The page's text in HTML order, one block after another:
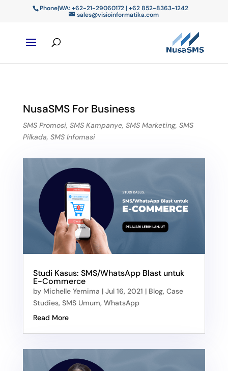
Phone|WA: +62-21-29060172 | +62 852-8363-1242
sales@visioinformatika.com
NusaSMS For Business
SMS Promosi, SMS Kampanye, SMS Marketing, SMS
Pilkada, SMS Infomasi
Studi Kasus: SMS/WhatsApp Blast untuk
E-Commerce
by Michelle Yemima | Jul 16, 2021 | Blog, Case
Studies, SMS Umum, WhatsApp
Read More